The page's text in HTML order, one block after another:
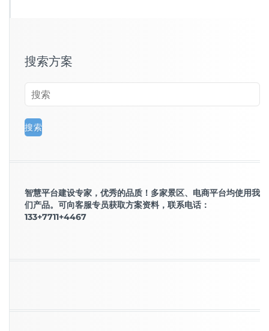
搜索方案
智慧平台建设专家，优秀的品质！多家景区、电商平台均使用我
们产品。可向客服专员获取方案资料，联系电话：
133+7711+4467